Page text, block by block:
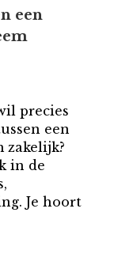
een
precies
een
zakelijk?
in de
Je hoort